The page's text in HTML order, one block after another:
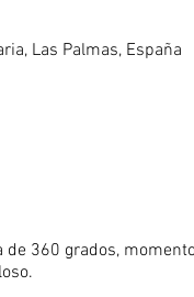
Las Palmas, España
360 grados,